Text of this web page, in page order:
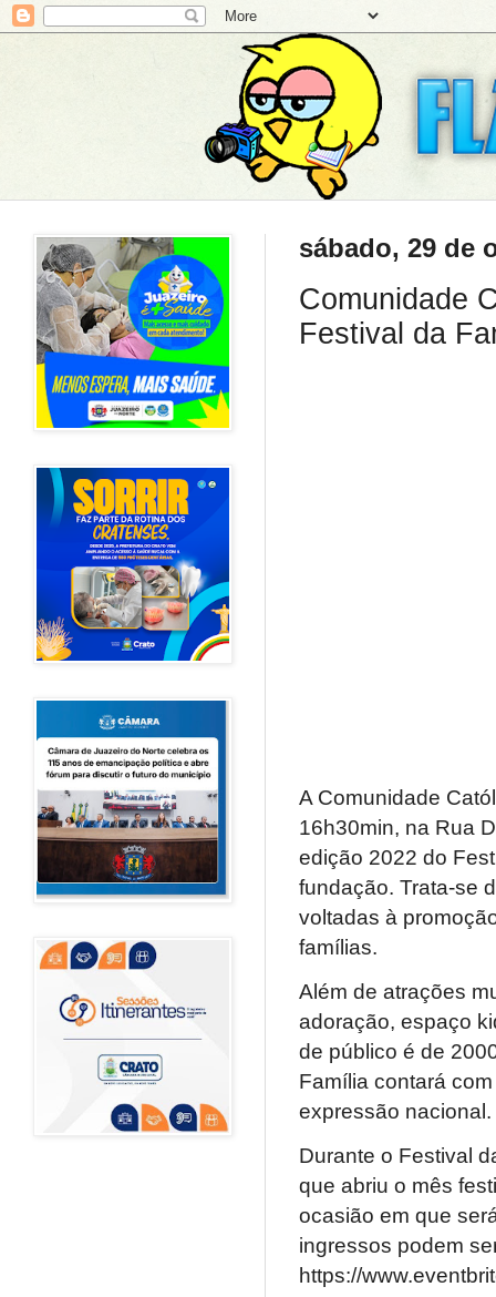
sábado, 29 de
Comunidade
Festival da
A Comunidade
16h30min, na Rua
edição 2022 do
fundação. Trata-se
voltadas à
famílias.
Além de atrações
adoração, espaço
de público é de
Família contará
expressão nacional.
Durante o Festival
que abriu o mês
ocasião em que
ingressos podem
https://